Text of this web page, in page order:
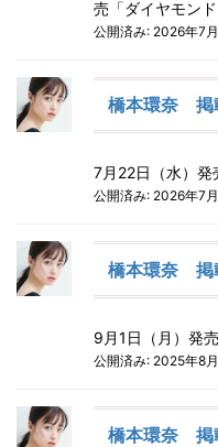
売「ダイヤモン
公開済み: 2026年7
橋本環奈 掲
7月22日（水）
公開済み: 2026年7
橋本環奈 掲
9月1日（月）発
公開済み: 2025年8
橋本環奈 掲